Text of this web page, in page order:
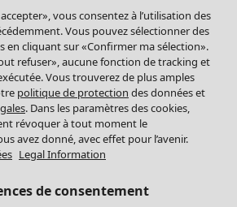
vous consentez à l’utilisation des
Vous pouvez sélectionner des
en cliquant sur «Confirmer ma sélection».
refuser», aucune fonction de tracking et
Vous trouverez de plus amples
politique de protection des données et
. Dans les paramètres des cookies,
révoquer à tout moment le
avez donné, avec effet pour l’avenir.
Legal Information
de consentement